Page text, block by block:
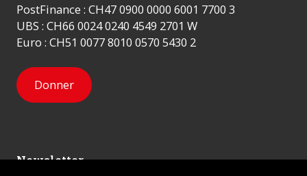
PostFinance : CH47 0900 0000 6001 7700 3
UBS : CH66 0024 0240 4549 2701 W
Euro : CH51 0077 8010 0570 5430 2
Donner
Newsletter